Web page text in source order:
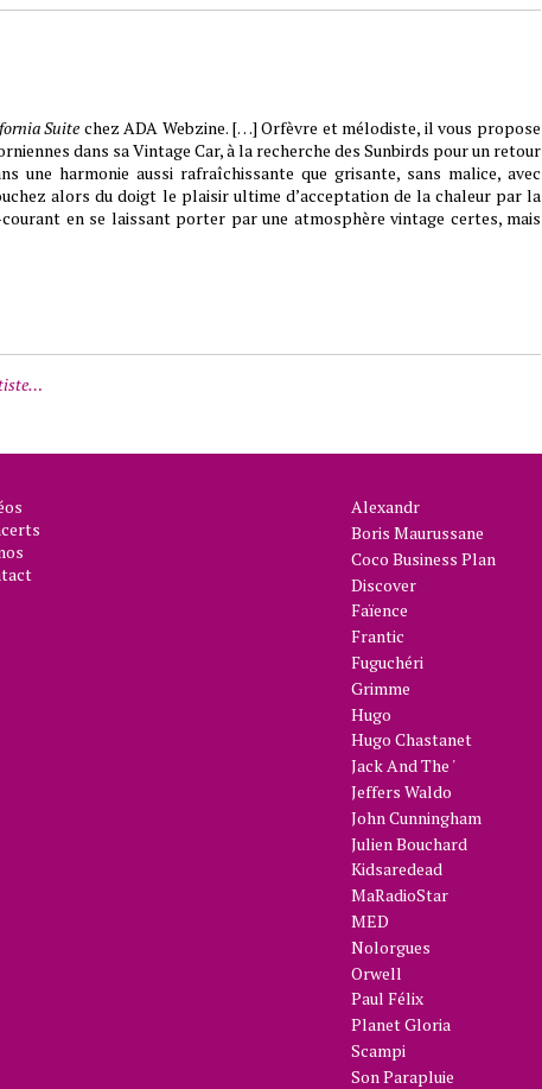
Suite chez ADA Webzine. […] Orfèvre et mélodiste, il vous propose
dans sa Vintage Car, à la recherche des Sunbirds pour un retour
une harmonie aussi rafraîchissante que grisante, sans malice, avec
alors du doigt le plaisir ultime d’acceptation de la chaleur par la
en se laissant porter par une atmosphère vintage certes, mais
Alexandr
Boris Maurussane
Coco Business Plan
Discover
Faïence
Frantic
Fuguchéri
Grimme
Hugo
Hugo Chastanet
Jack And The '
Jeffers Waldo
John Cunningham
Julien Bouchard
Kidsaredead
MaRadioStar
MED
Nolorgues
Orwell
Paul Félix
Planet Gloria
Scampi
Son Parapluie